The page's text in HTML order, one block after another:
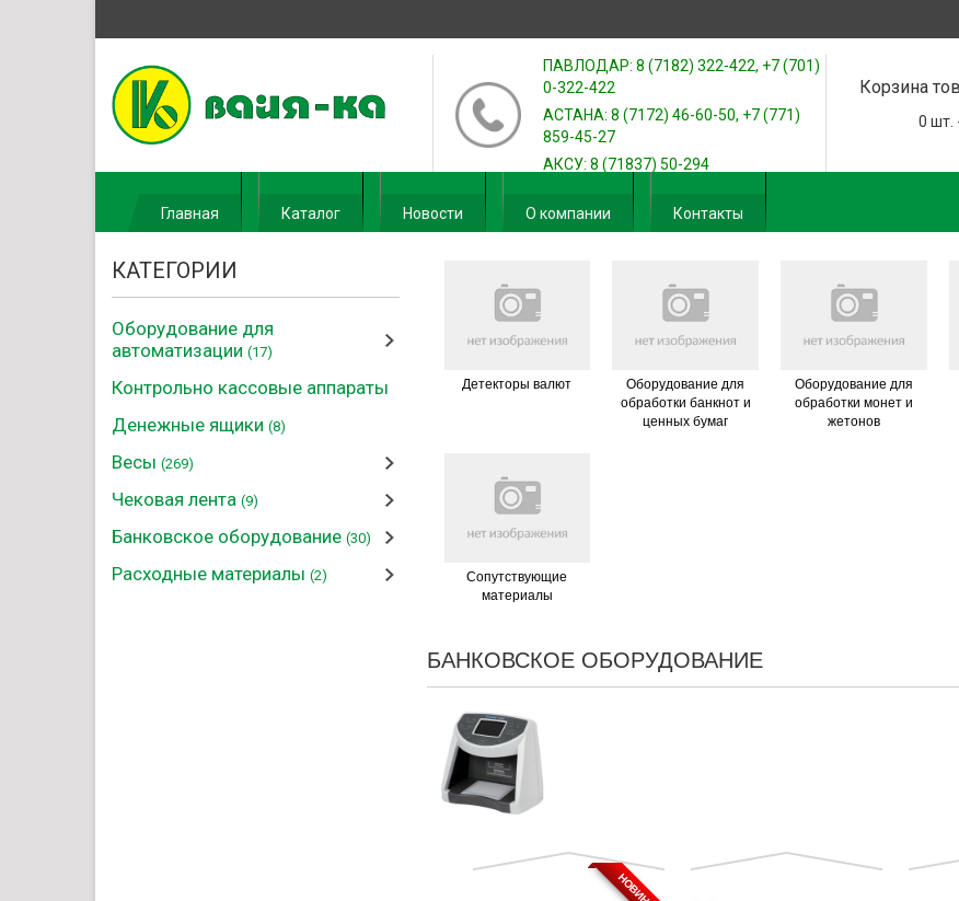
ПАВЛОДАР: 8 (7182) 322-422, +7 (701)
0-322-422
АСТАНА: 8 (7172) 46-60-50, +7 (771)
859-45-27
АКСУ: 8 (71837) 50-294
Корзина
0 шт.
Главная Каталог Новости О компании Контакты
КАТЕГОРИИ
Оборудование для
автоматизации (17)
Контрольно кассовые аппараты
Денежные ящики (8)
Весы (269)
Чековая лента (9)
Банковское оборудование (30)
Расходные материалы (2)
Детекторы валют
Оборудование для
обработки банкнот и
ценных бумаг
Оборудование для
обработки монет и
жетонов
Сопутствующие
материалы
БАНКОВСКОЕ ОБОРУДОВАНИЕ